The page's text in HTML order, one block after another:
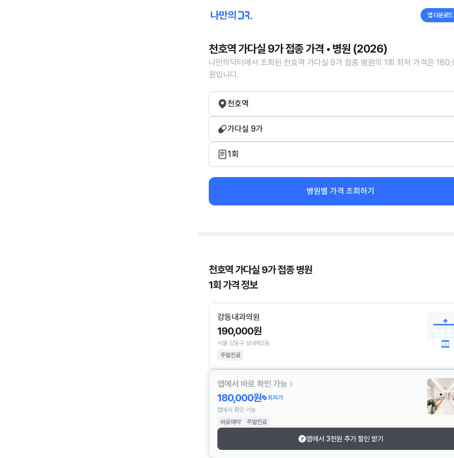
앱 다운로드
천호역 가다실 9가 접종 가격 • 병원 (2026)
나만의닥터에서 조회된 천호역 가다실 9가 접종 병원의 1회 최저 가격은
원입니다.
천호역
가다실 9가
1회
병원별 가격 조회하기
천호역 가다실 9가 접종 병원
1회 가격 정보
강동내과의원
190,000원
서울 강동구 성내제2동
주말진료
앱에서 바로 확인 가능
180,000원
최저가
앱에서 확인 가능
바로예약
주말진료
앱에서 3천원 추가 할인 받기